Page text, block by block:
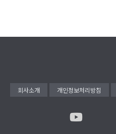
회사소개 개인정보처리방침